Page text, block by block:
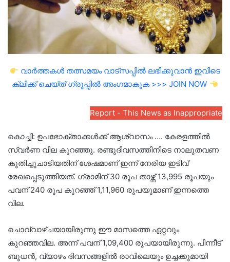
വാർത്തകൾ തത്സമയം വാട്സപ്പിൽ ലഭിക്കുവാൻ ഇവിടെ
ക്ലിക്ക് ചെയ്ത് ഗ്രൂപ്പിൽ അംഗമാകുക >>> JOIN NOW
Report - This News as Inappropriate
കൊച്ചി: ഉപഭോക്താക്കൾക്ക് ആശ്വാസം …. കേരളത്തിൽ
സ്വർണ വില കുറഞ്ഞു. രണ്ടുദിവസത്തിനിടെ നാലുതവണ
കുതിച്ചുചാടിയതിന് ശേഷമാണ് ഇന്ന് നേരിയ ഇടിവ്
രേഖപ്പെടുത്തിയത്. ഗ്രാമിന് 30 രൂപ താഴ്ന്ന് 13,995 രൂപയും
പവന് 240 രൂപ കുറഞ്ഞ് 1,11,960 രൂപയുമാണ് ഇന്നത്തെ
വില.
ചൊവ്വാഴ്ചയായിരുന്നു ഈ മാസത്തെ ഏറ്റവും
കുറഞ്ഞവില. അന്ന് പവന് 1,09,400 രൂപയായിരുന്നു. പിന്നീട്
ബുധൻ, വ്യാഴം ദിവസങ്ങളിൽ രാവിലെയും ഉച്ചക്കുമായി